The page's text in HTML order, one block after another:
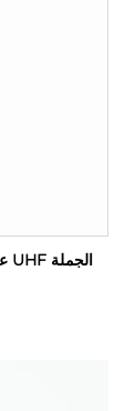
الجملة UHF علامة السيراميك RFID المضادة للمعادن لإدارة الأصول